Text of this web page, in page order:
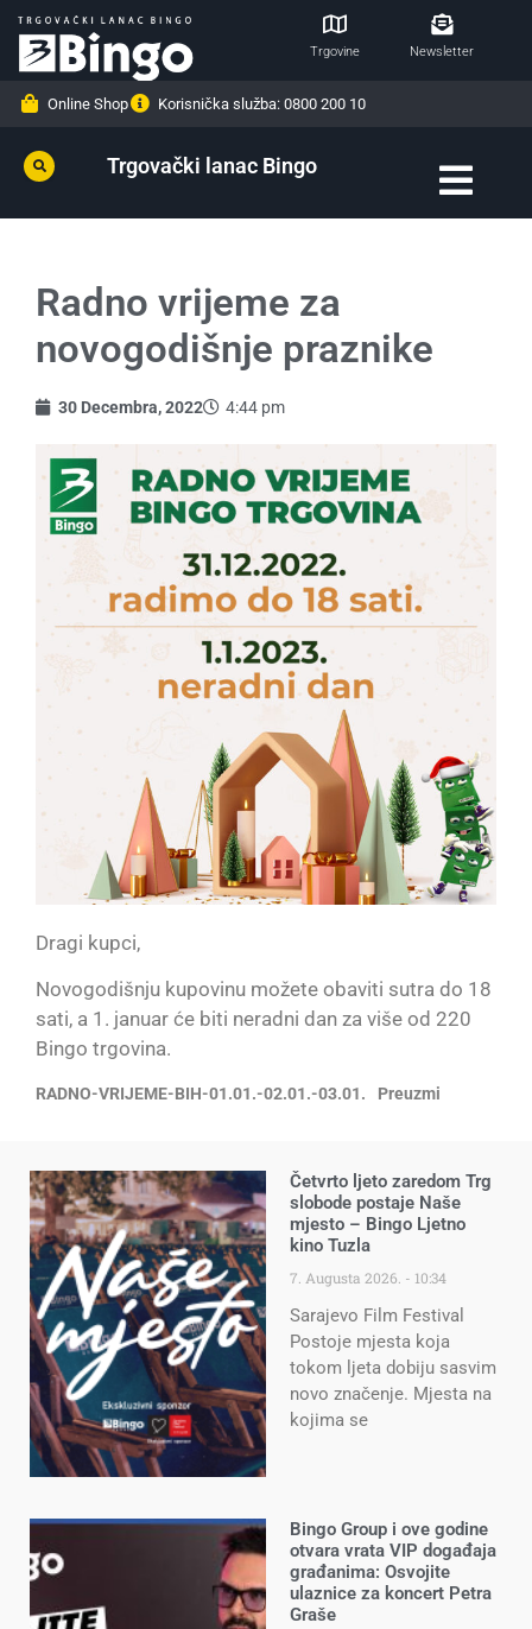
Trgovine Newsletter
Online Shop Korisnička služba: 0800 200 10
Trgovački lanac Bingo
Radno vrijeme za
novogodišnje praznike
30 Decembra, 2022 4:44 pm
Dragi kupci,
Novogodišnju kupovinu možete obaviti sutra do 18
sati, a 1. januar će biti neradni dan za više od 220
Bingo trgovina.
RADNO-VRIJEME-BIH-01.01.-02.01.-03.01. Preuzmi
Četvrto ljeto zaredom Trg
slobode postaje Naše
mjesto – Bingo Ljetno
kino Tuzla
7. Augusta 2026. 10:34
Sarajevo Film Festival
Postoje mjesta koja
tokom ljeta dobiju sasvim
novo značenje. Mjesta na
kojima se
Bingo Group i ove godine
otvara vrata VIP događaja
građanima: Osvojite
ulaznice za koncert Petra
Graše